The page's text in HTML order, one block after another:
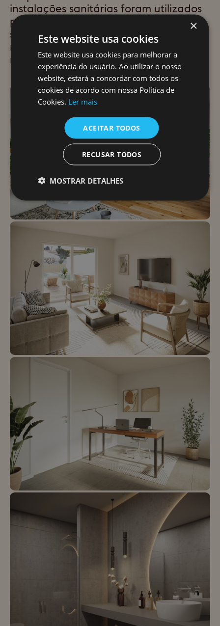
instalações sanitárias foram utilizados
para criar um contraponto à
suavidade e leveza da moradia,
reforçando a relação íntima entre os
moradores e a envolvente natural.
×
Este website usa cookies
Este website usa cookies para melhorar a
experiência do usuário. Ao utilizar o nosso
website, estará a concordar com todos os
cookies de acordo com nossa Política de
Cookies. Ler mais
ACEITAR TODOS
RECUSAR TODOS
MOSTRAR DETALHES